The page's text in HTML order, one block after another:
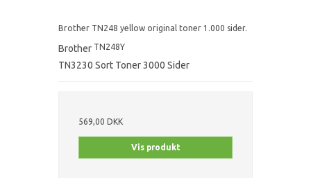
Brother TN248 yellow original toner 1.000 sider.
Brother TN248Y
TN3230 Sort Toner 3000 Sider
569,00 DKK
Vis produkt